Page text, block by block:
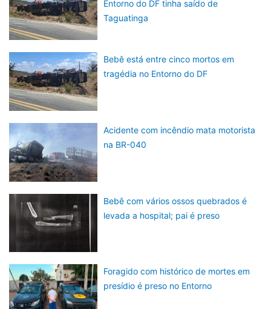
Entorno do DF tinha saído de
Taguatinga
Bebê está entre cinco mortos em
tragédia no Entorno do DF
Acidente com incêndio mata motorista
na BR-040
Bebê com vários ossos quebrados é
levada a hospital; pai é preso
Foragido com histórico de mortes em
presídio é preso no Entorno